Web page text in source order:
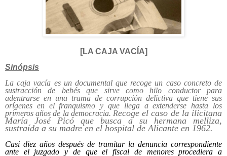
[LA CAJA VACÍA]
Sinópsis
La caja vacía es un documental que recoge un caso concreto de
sustracción de bebés que sirve como hilo conductor para
adentrarse en una trama de corrupción delictiva que tiene sus
orígenes en el franquismo y que llega a extenderse hasta los
primeros años de la democracia. Recoge el caso de la ilicitana
María José Picó que busca a su hermana melliza,
sustraída a su madre en el hospital de Alicante en 1962.
Casi diez años después de tramitar la denuncia correspondiente
ante el juzgado y de que el fiscal de menores procediera a